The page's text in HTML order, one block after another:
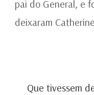
pai do General, e
deixaram
Que tivessem